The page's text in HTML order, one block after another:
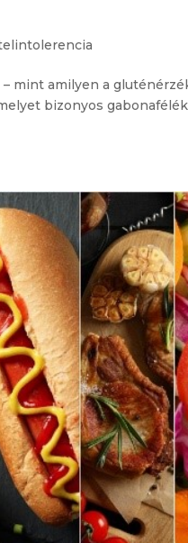
mint amilyen a
bizonyos